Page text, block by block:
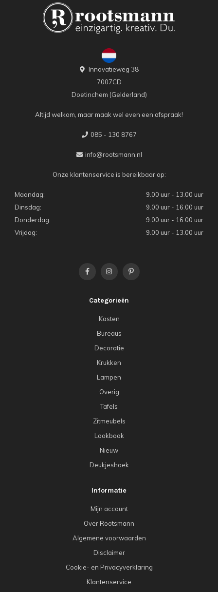
Innovatieweg 38
7007CD
Doetinchem (Gelderland)
Altijd welkom, maar maak wel even een afspraak!
085 - 130 8767
info@rootsmann.nl
Onze klantenservice is bereikbaar op:
Maandag:
9.00 uur - 13.00 uur
Dinsdag:
9.00 uur - 16.00 uur
Donderdag:
9.00 uur - 16.00 uur
Vrijdag:
9.00 uur - 13.00 uur
Categorieën
Kasten
Bureaus
Decoratie
Krukken
Lampen
Overig
Tafels
Zitmeubels
Lookbook
Nieuw
Deukjeshoek
Informatie
Mijn account
Over Rootsmann
Algemene voorwaarden
Disclaimer
Cookie- en Privacyverklaring
Klantenservice